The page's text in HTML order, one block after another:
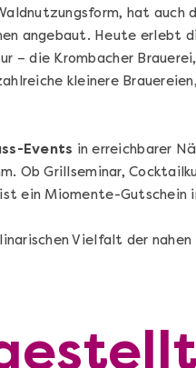
- DIY-Set
Box mit Videokurs
Entdecken
hat auch
angebaut. Heute erlebt
die Krombacher
kleinere
Events in erreichbarer
Ob Grillseminar,
ist ein Miomente-Gutschein
Vielfalt der